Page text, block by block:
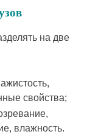
на две
свойства;
влажность.